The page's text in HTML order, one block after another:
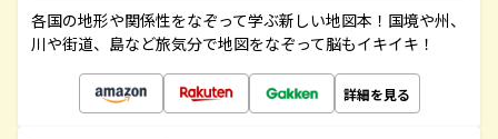
各国の地形や関係性をなぞって学ぶ新しい地図本！国境や州、
川や街道、島など旅気分で地図をなぞって脳もイキイキ！
詳細を見る